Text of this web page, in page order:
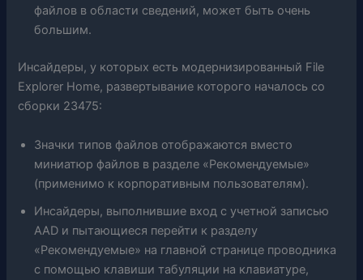
файлов в области сведений, может быть очень
большим.
Инсайдеры, у которых есть модернизированный File
Explorer Home, развертывание которого началось со
сборки 23475:
Значки типов файлов отображаются вместо
миниатюр файлов в разделе «Рекомендуемые»
(применимо к корпоративным пользователям).
Инсайдеры, выполнившие вход с учетной записью
AAD и пытающиеся перейти к разделу
«Рекомендуемые» на главной странице проводника
с помощью клавиши табуляции на клавиатуре,